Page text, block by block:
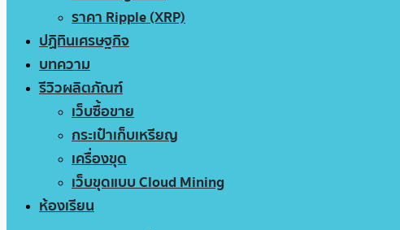
ราคา Ripple (XRP)
ปฏิทินเศรษฐกิจ
บทความ
รีวิวผลิตภัณฑ์
เว็บซื้อขาย
กระเป๋าเก็บเหรียญ
เครื่องขุด
เว็บขุดแบบ Cloud Mining
ห้องเรียน